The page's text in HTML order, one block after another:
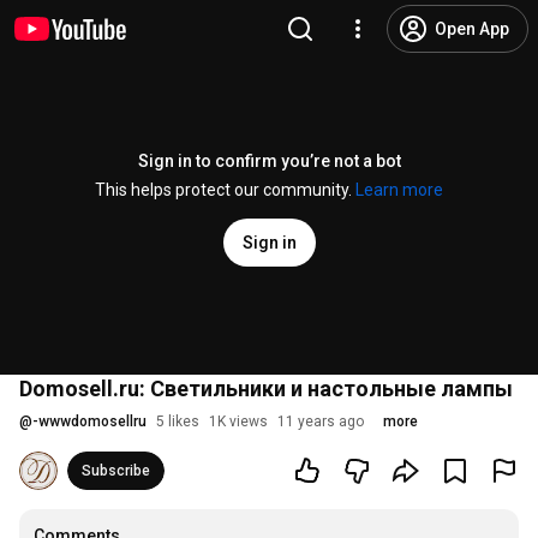
Open App
Sign in to confirm you’re not a bot
This helps protect our community.
Learn more
Sign in
Domosell.ru: Светильники и настольные лампы
@-wwwdomosellru 5 likes 1K views 11 years ago more
Subscribe